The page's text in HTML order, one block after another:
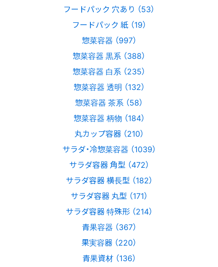
フードパック 穴あり （53）
フードパック 紙 （19）
惣菜容器 （997）
惣菜容器 黒系 （388）
惣菜容器 白系 （235）
惣菜容器 透明 （132）
惣菜容器 茶系 （58）
惣菜容器 柄物 （184）
丸カップ容器 （210）
サラダ・冷惣菜容器 （1039）
サラダ容器 角型 （472）
サラダ容器 横長型 （182）
サラダ容器 丸型 （171）
サラダ容器 特殊形 （214）
青果容器 （367）
果実容器 （220）
青果資材 （136）